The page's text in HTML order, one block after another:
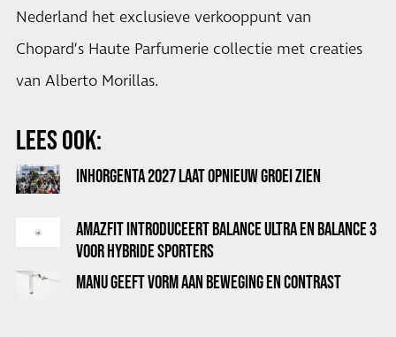
Nederland het exclusieve verkooppunt van
Chopard’s Haute Parfumerie collectie met creaties
van Alberto Morillas.
LEES OOK:
INHORGENTA 2027 LAAT OPNIEUW GROEI ZIEN
AMAZFIT INTRODUCEERT BALANCE ULTRA EN BALANCE 3
VOOR HYBRIDE SPORTERS
MANU GEEFT VORM AAN BEWEGING EN CONTRAST